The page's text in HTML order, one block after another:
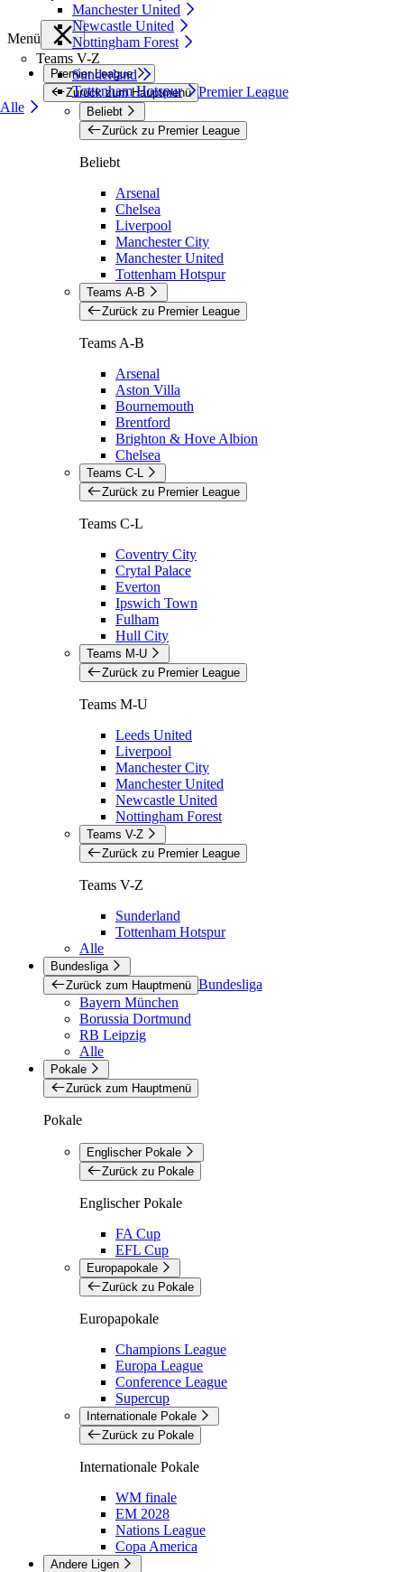
Manchester United
Newcastle United
Nottingham Forest
Teams V-Z
Sunderland
Tottenham Hotspur
Alle
Menü
Premier League
Zurück zum Hauptmenü Premier League
Beliebt
Zurück zu Premier League
Beliebt
Arsenal
Chelsea
Liverpool
Manchester City
Manchester United
Tottenham Hotspur
Teams A-B
Zurück zu Premier League
Teams A-B
Arsenal
Aston Villa
Bournemouth
Brentford
Brighton & Hove Albion
Chelsea
Teams C-L
Zurück zu Premier League
Teams C-L
Coventry City
Crytal Palace
Everton
Ipswich Town
Fulham
Hull City
Teams M-U
Zurück zu Premier League
Teams M-U
Leeds United
Liverpool
Manchester City
Manchester United
Newcastle United
Nottingham Forest
Teams V-Z
Zurück zu Premier League
Teams V-Z
Sunderland
Tottenham Hotspur
Alle
Bundesliga
Zurück zum Hauptmenü Bundesliga
Bayern München
Borussia Dortmund
RB Leipzig
Alle
Pokale
Zurück zum Hauptmenü
Pokale
Englischer Pokale
Zurück zu Pokale
Englischer Pokale
FA Cup
EFL Cup
Europapokale
Zurück zu Pokale
Europapokale
Champions League
Europa League
Conference League
Supercup
Internationale Pokale
Zurück zu Pokale
Internationale Pokale
WM finale
EM 2028
Nations League
Copa America
Andere Ligen